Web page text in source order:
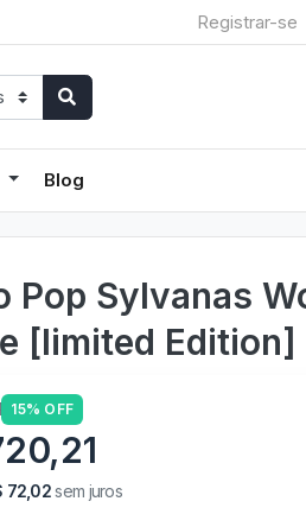
Registrar-se
Blog
Pop Sylvanas
[limited
15% OFF
72,02sem juros